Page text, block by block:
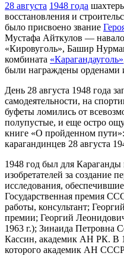
28 августа 1948 года
восстановления и
было присвоено звание
Мустафа Айткулов —
«Кировуголь», Башир
комбината «Карагандауголь»
были награждены орденами
День 28 августа 1948 года
самодеятельности, на
буфеты ломились от
полупустые, и еще остро
книге «О пройденном пути»:
карагандинцев 28 августа
1948 год был для
изобретателей за создание
исследования,
Государственная премия
работы, консультант;
премии; Георгий
1963 г.); Зинаида Петровна
Кассин, академик АН РК. В
которого академик АН СССР